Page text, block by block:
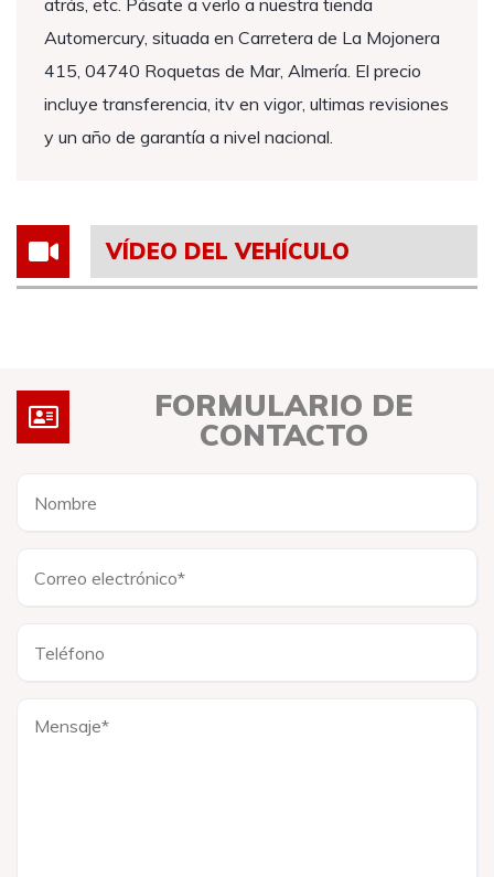
atrás, etc. Pásate a verlo a nuestra tienda
Automercury, situada en Carretera de La Mojonera
415, 04740 Roquetas de Mar, Almería. El precio
incluye transferencia, itv en vigor, ultimas revisiones
y un año de garantía a nivel nacional.
VÍDEO DEL VEHÍCULO
FORMULARIO DE
CONTACTO